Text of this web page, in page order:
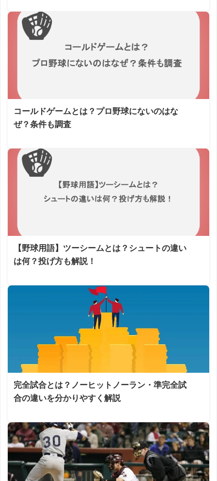
コールドゲームとは？プロ野球にないのはな
ぜ？条件も調査
【野球用語】ツーシームとは？シュートの違い
は何？投げ方も解説！
完全試合とは？ノーヒットノーラン・準完全試
合の違いを分かりやすく解説